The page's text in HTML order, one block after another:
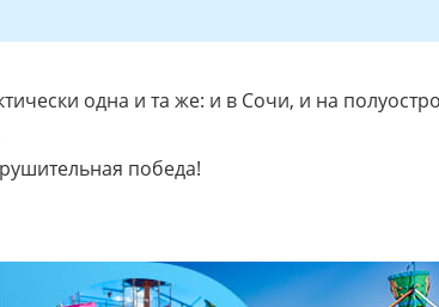
одна и та же: и в Сочи, и на
победа!